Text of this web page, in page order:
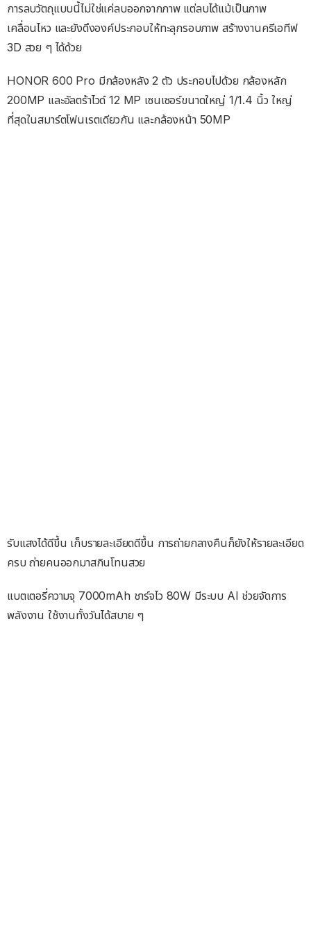
การลบวัตถุแบบนี้ไม่ใช่แค่ลบออกจากภาพ แต่ลบได้แม้เป็นภาพ
เคลื่อนไหว และยังดึงองค์ประกอบให้ทะลุกรอบภาพ สร้างงานครีเอทีฟ
3D สวย ๆ ได้ด้วย
HONOR 600 Pro มีกล้องหลัง 2 ตัว ประกอบไปด้วย กล้องหลัก
200MP และอัลตร้าไวด์ 12 MP เซนเซอร์ขนาดใหญ่ 1/1.4 นิ้ว ใหญ่
ที่สุดในสมาร์ตโฟนเรตเดียวกัน และกล้องหน้า 50MP
รับแสงได้ดีขึ้น เก็บรายละเอียดดีขึ้น การถ่ายกลางคืนก็ยังให้รายละเอียด
ครบ ถ่ายคนออกมาสกินโทนสวย
แบตเตอรี่ความจุ 7000mAh ชาร์จไว 80W มีระบบ AI ช่วยจัดการ
พลังงาน ใช้งานทั้งวันได้สบาย ๆ